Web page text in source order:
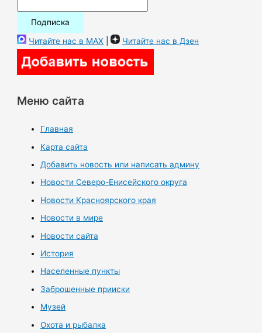
Читайте нас в MAX | Читайте нас в Дзен
Меню сайта
Главная
Карта сайта
Добавить новость или написать админу
Новости Северо-Енисейского округа
Новости Красноярского края
Новости в мире
Новости сайта
История
Населенные пункты
Заброшенные прииски
Музей
Охота и рыбалка